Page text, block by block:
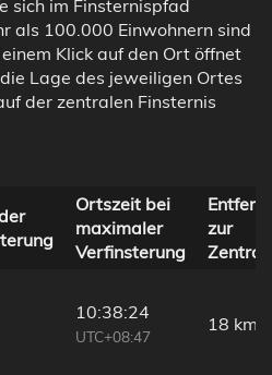
sich im Finsternispfad
als 100.000 Einwohnern sind
Klick auf den Ort öffnet
Lage des jeweiligen Ortes
der zentralen Finsternis
Ortszeit bei
maximaler
Verfinsterung
zur
10:38:24
UTC+08:47
18 km